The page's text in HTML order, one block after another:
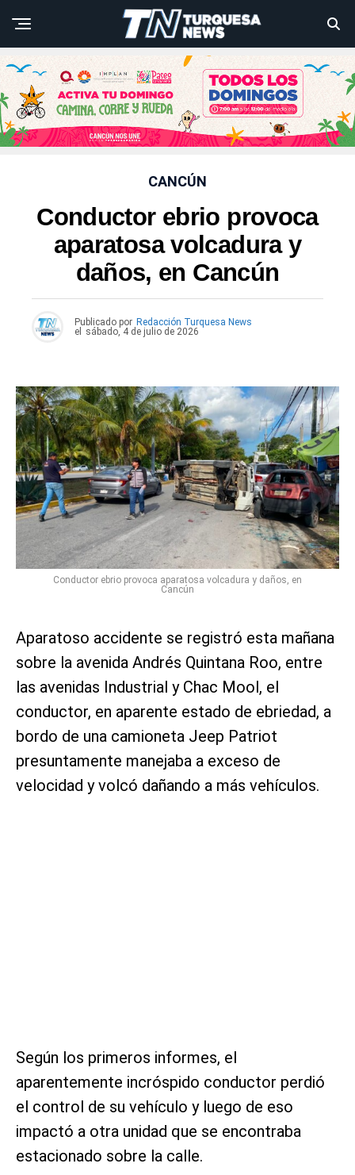
CANCÚN
Conductor ebrio provoca
aparatosa volcadura y
daños, en Cancún
Publicado por Redacción Turquesa News
el
sábado, 4 de julio de 2026
Conductor ebrio provoca aparatosa volcadura y daños, en
Cancún
Aparatoso accidente se registró esta mañana
sobre la avenida Andrés Quintana Roo, entre
las avenidas Industrial y Chac Mool, el
conductor, en aparente estado de ebriedad, a
bordo de una camioneta Jeep Patriot
presuntamente manejaba a exceso de
velocidad y volcó dañando a más vehículos.
Según los primeros informes, el
aparentemente incróspido conductor perdió
el control de su vehículo y luego de eso
impactó a otra unidad que se encontraba
estacionado sobre la calle.